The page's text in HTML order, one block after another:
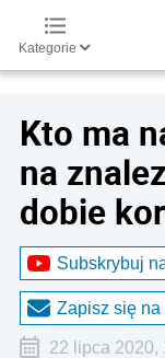
Kategorie
Kto ma
na
dobie
Subskrybuj
Zapisz się na
22 lipca 2020,